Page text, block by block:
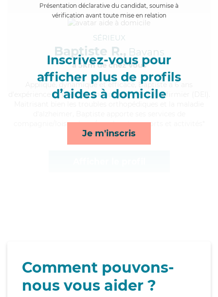
Présentation déclarative du candidat, soumise à
vérification avant toute mise en relation
Inscrivez-vous pour
afficher plus de profils
d’aides à domicile
Je m'inscris
SÉRIEUX
Baptiste R., Bavans
à 5km de chez Vous
, dynamique et efficace, Baptiste a 6 ans
d'expérience et possède un diplôme d'Etat d'infirmier (DEI).
compagnie/loisirs, lever/coucher, transports et activités*
Comment pouvons-
nous vous aider ?